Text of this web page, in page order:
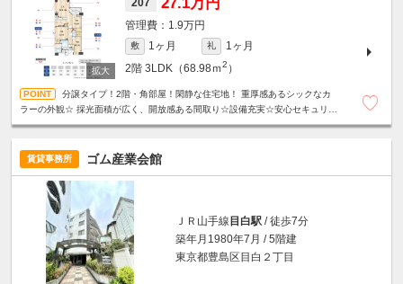
207
1.9万円
敷 1ヶ月 礼
1ヶ月
2階 3LDK（68.98ｍ2 ）
分譲タイプ！2階・角部屋！閑静な住宅地！ 重厚感あるシックなカ
ラーの外観☆ 採光面積が広く、開放感ある間取り☆設備充実☆安心セキュリテ
賃貸事務所 ゴム産業会館
ＪＲ山手線目白駅 / 徒歩7分
築年月1980年7月 / 5階建
東京都豊島区目白２丁目